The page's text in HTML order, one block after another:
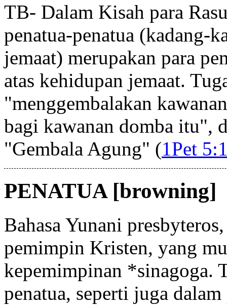
TB- Dalam Kisah para
penatua-penatua (kadang-
jemaat) merupakan para
atas kehidupan jemaat.
"menggembalakan
bagi kawanan domba itu",
"Gembala Agung" (1Pet
PENATUA [browning]
Bahasa Yunani
pemimpin Kristen, yang
kepemimpinan *sinagoga.
penatua, seperti juga